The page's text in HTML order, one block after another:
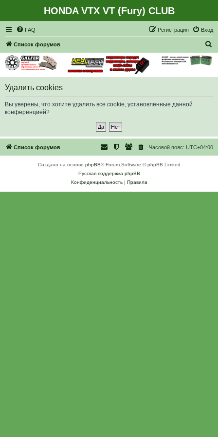
HONDA VTX VT (Fury) CLUB
FAQ Вход
Регистрация
Список форумов
с
Удалить cookies
Вы уверены, что хотите удалить все cookie, установленные данной
конференцией?
Список форумов Часовой пояс: UTC+04:00
Создано на основе phpBB® Forum Software © phpBB Limited
Русская поддержка phpBB
Конфиденциальность| Правила